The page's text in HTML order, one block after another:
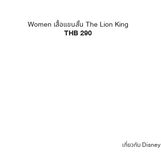
Women เสื้อแขนสั้น The Lion King
THB 290
เกี่ยวกับ Disney